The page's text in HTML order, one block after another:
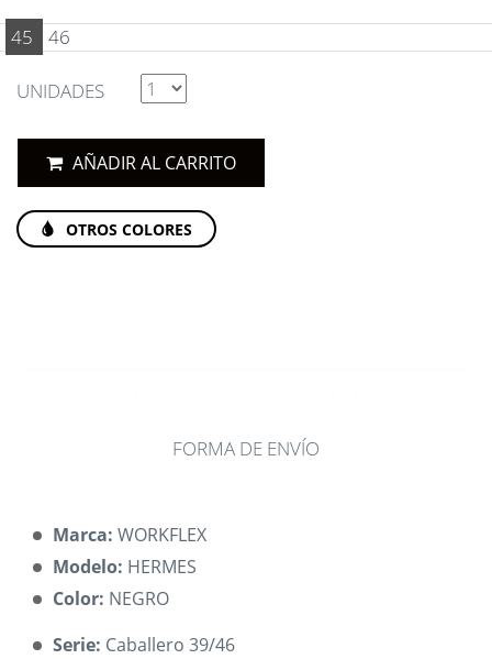
45 46
UNIDADES
AÑADIR AL CARRITO
OTROS COLORES
FORMA DE ENVÍO
Marca: WORKFLEX
Modelo: HERMES
Color: NEGRO
Serie: Caballero 39/46